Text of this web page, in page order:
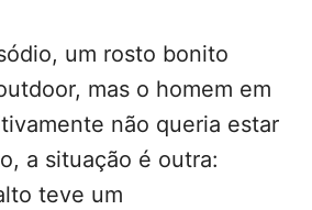
um rosto bonito
mas o homem em
não queria estar
a situação é outra:
teve um